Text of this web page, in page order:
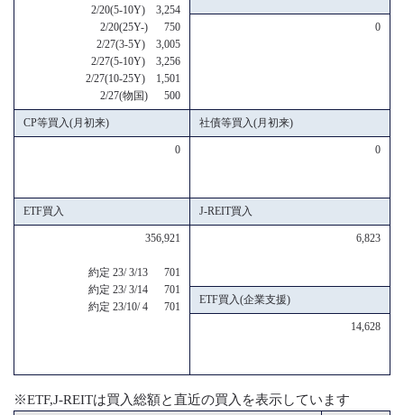
2/20(5-10Y) 3,254
2/20(25Y-) 750
2/27(3-5Y) 3,005
2/27(5-10Y) 3,256
2/27(10-25Y) 1,501
2/27(物国) 500
0
CP等買入(月初来) 社債等買入(月初来)
0 0
ETF買入 J-REIT買入
356,921
約定 23/ 3/13 701
約定 23/ 3/14 701
約定 23/10/ 4 701
6,823
ETF買入(企業支援)
14,628
※ETF,J-REITは買入総額と直近の買入を表示しています